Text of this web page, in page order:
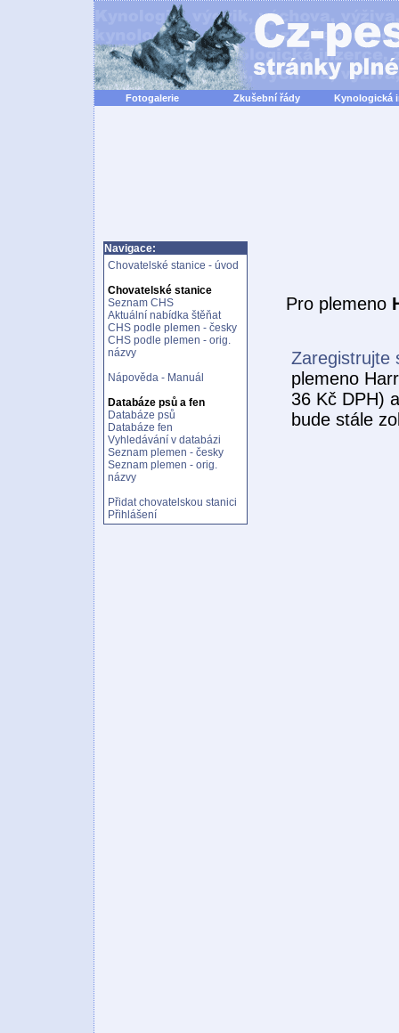
Fotogalerie Zkušební řády Kynologická
Navigace:
Chovatelské stanice - úvod
Chovatelské stanice
Seznam CHS
Aktuální nabídka štěňat
CHS podle plemen - česky
CHS podle plemen - orig.
názvy
Nápověda - Manuál
Databáze psů a fen
Databáze psů
Databáze fen
Vyhledávání v databázi
Seznam plemen - česky
Seznam plemen - orig.
názvy
Přidat chovatelskou stanici
Přihlášení
Pro plemeno
Zaregistrujte
plemeno
36 Kč DPH)
bude stále